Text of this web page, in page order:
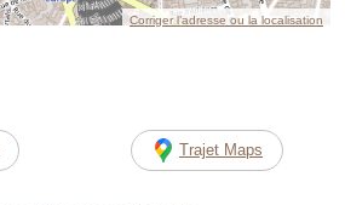
Corriger l’adresse ou la localisation
Trajet Maps